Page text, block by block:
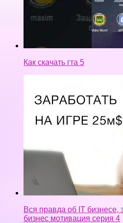
Как скачать гта 5
Вся правда об IT бизнесе,
бизнес мотивация серия 4